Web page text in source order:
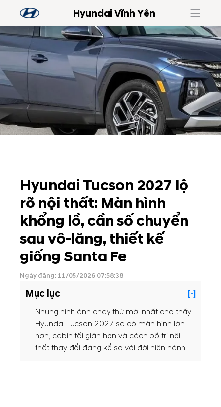
Hyundai Vĩnh Yên
Hyundai Tucson 2027 lộ
rõ nội thất: Màn hình
khổng lồ, cần số chuyển
sau vô-lăng, thiết kế
giống Santa Fe
Ngày đăng: 11/05/2026 07:58:38
Mục lục
[-]
Những hình ảnh chạy thử mới nhất cho thấy
Hyundai Tucson 2027 sẽ có màn hình lớn
hơn, cabin tối giản hơn và cách bố trí nội
thất thay đổi đáng kể so với đời hiện hành.